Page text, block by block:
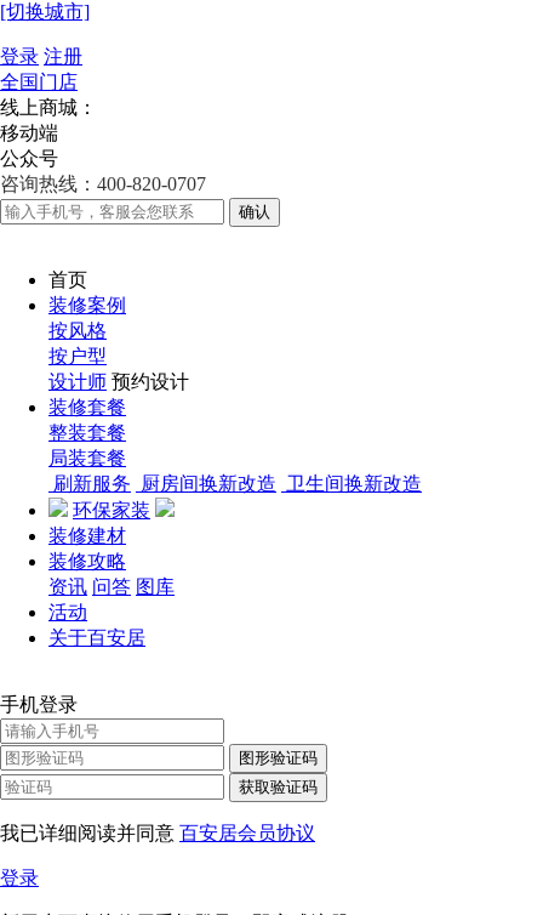
[切换城市]
登录 注册
全国门店
线上商城：
移动端
公众号
咨询热线：400-820-0707
确认
首页
装修案例
按风格
按户型
设计师 预约设计
装修套餐
整装套餐
局装套餐
刷新服务
厨房间换新改造 卫生间换新改造
环保家装
装修建材
装修攻略
资讯 问答 图库
活动
关于百安居
手机登录
图形验证码
获取验证码
我已详细阅读并同意 百安居会员协议
登录